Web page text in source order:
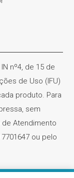
nº4, de 15 de
de Uso (IFU)
produto. Para
sem
Atendimento
ou pelo